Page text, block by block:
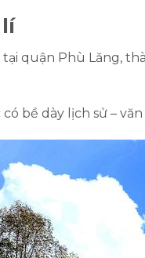
quận Phù Lăng,
bề dày lịch sử –